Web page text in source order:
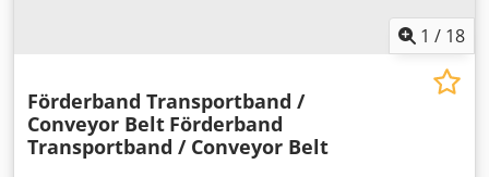
1 / 18
Förderband Transportband /
Conveyor Belt Förderband
Transportband / Conveyor Belt